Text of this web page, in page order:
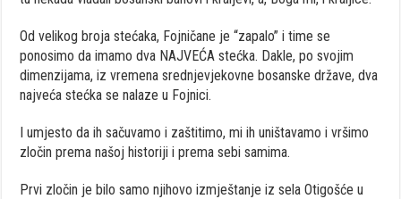
Od velikog broja stećaka, Fojničane je “zapalo” i time se
ponosimo da imamo dva NAJVEĆA stećka. Dakle, po svojim
dimenzijama, iz vremena srednjevjekovne bosanske države, dva
najveća stećka se nalaze u Fojnici.
I umjesto da ih sačuvamo i zaštitimo, mi ih uništavamo i vršimo
zločin prema našoj historiji i prema sebi samima.
Prvi zločin je bilo samo njihovo izmještanje iz sela Otigošće u